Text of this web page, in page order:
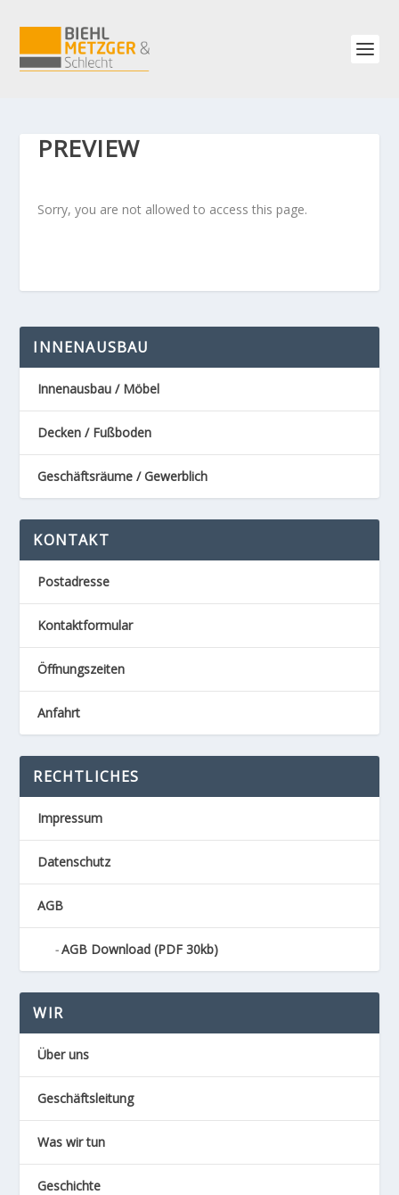
PREVIEW
Sorry, you are not allowed to access this page.
INNENAUSBAU
Innenausbau / Möbel
Decken / Fußboden
Geschäftsräume / Gewerblich
KONTAKT
Postadresse
Kontaktformular
Öffnungszeiten
Anfahrt
RECHTLICHES
Impressum
Datenschutz
AGB
AGB Download (PDF 30kb)
WIR
Über uns
Geschäftsleitung
Was wir tun
Geschichte